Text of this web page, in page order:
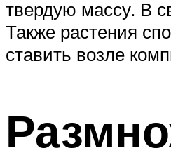
твердую массу. В
Также растения
ставить возле